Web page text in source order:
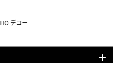
デコー